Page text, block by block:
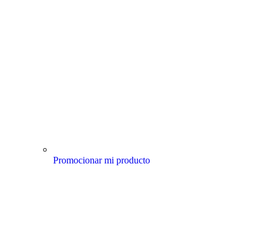
Promocionar mi producto